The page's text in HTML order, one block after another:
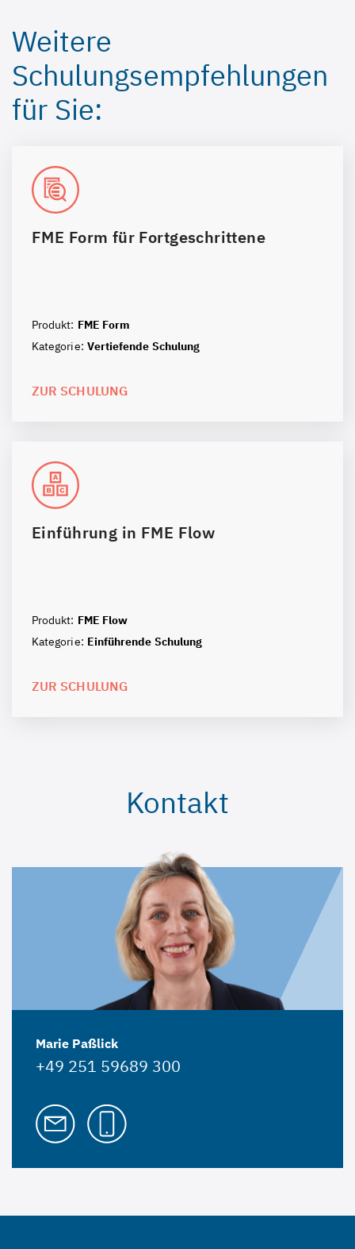
Weitere
Schulungsempfehlungen
für Sie:
FME Form für Fortgeschrittene
Produkt: FME Form
Kategorie: Vertiefende Schulung
ZUR SCHULUNG
Einführung in FME Flow
Produkt: FME Flow
Kategorie: Einführende Schulung
ZUR SCHULUNG
Kontakt
Marie Paßlick
+49 251 59689 300